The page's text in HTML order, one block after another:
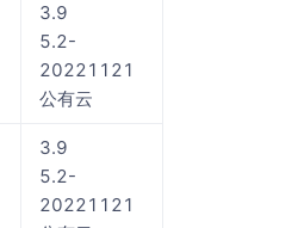
3.9
5.2-
20221121
公有云
3.9
5.2-
20221121